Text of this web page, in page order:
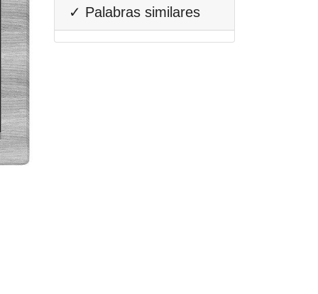
✓ Palabras similares